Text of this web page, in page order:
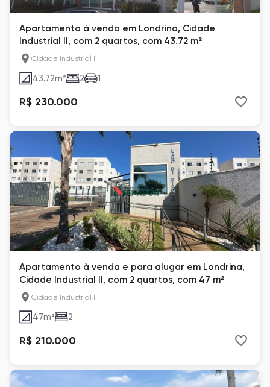
Apartamento à venda em Londrina, Cidade
Industrial II, com 2 quartos, com 43.72 m²
Cidade Industrial II
43.72m² 2 1
R$ 230.000
Apartamento à venda e para alugar em Londrina,
Cidade Industrial II, com 2 quartos, com 47 m²
Cidade Industrial II
47m² 2
R$ 210.000